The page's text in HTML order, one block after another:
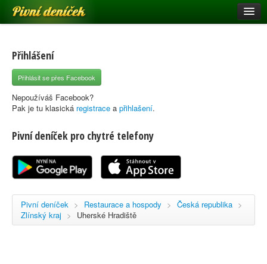
Pivní deníček
Pivní mapa
Pivní značky
Nápověda
Registrace
Přihlášení
Přihlásit se přes Facebook
Nepoužíváš Facebook?
Pak je tu klasická registrace a přihlašení.
Pivní deníček pro chytré telefony
Pivní deníček > Restaurace a hospody > Česká republika >
Zlínský kraj > Uherské Hradiště